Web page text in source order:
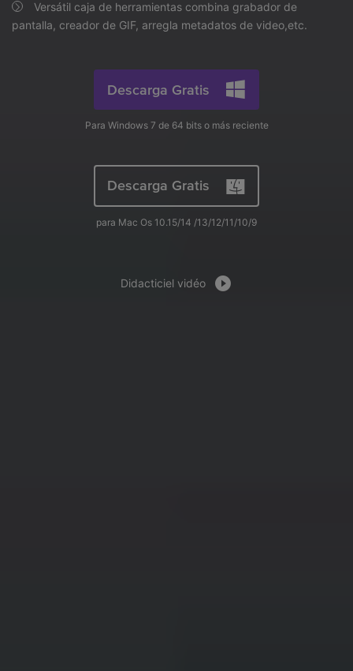
Video/Audio
Usuarios de Película
Usuarios de Redes Sociales
Usuarios de Mac
Video Tutorial
Especificaciones técnicas
Una lista de todos los formatos, dispositivos y GPUs
compatibles con UniConverter.
Los productos y las actualizaciones más recientes.
Versátil caja de herramientas combina grabador de
pantalla, creador de GIF, arregla metadatos de video,etc.
Descarga Gratis
Para Windows 7 de 64 bits o más reciente
Descarga Gratis
para Mac Os 10.15/14 /13/12/11/10/9
Didacticiel vidéo